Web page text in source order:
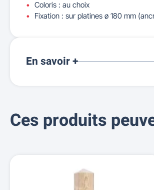
Coloris : au choix
Fixation : sur platines ø 180 mm
En savoir +
Ces produits